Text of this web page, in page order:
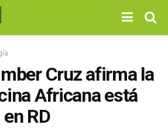
Cruz afirma la
Africana está
RD